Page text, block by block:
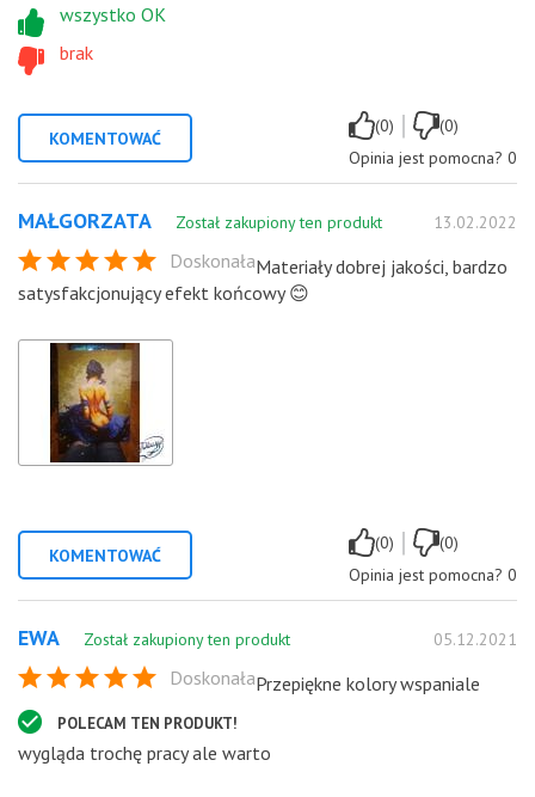
brak
wszystko OK
KOMENTOWAĆ
(0) |
(0)
Opinia jest pomocna? 0
MAŁGORZATA Został zakupiony ten produkt 13.02.2022
DoskonałaMateriały dobrej jakości, bardzo
satysfakcjonujący efekt końcowy 😊
KOMENTOWAĆ
(0) |
(0)
Opinia jest pomocna? 0
EWA Został zakupiony ten produkt 05.12.2021
Doskonała
POLECAM TEN PRODUKT!
Przepiękne kolory wspaniale
wygląda trochę pracy ale warto